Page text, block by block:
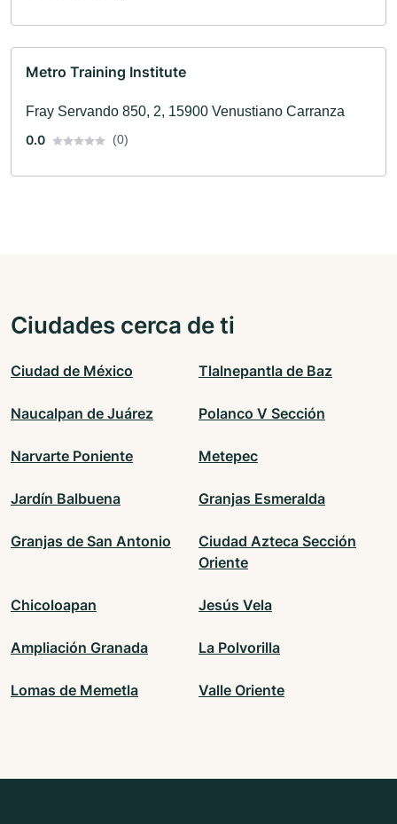
Metro Training Institute
Fray Servando 850, 2, 15900 Venustiano Carranza
0.0
(0)
Ciudades cerca de ti
Ciudad de México Tlalnepantla de Baz
Naucalpan de Juárez Polanco V Sección
Narvarte Poniente Metepec
Jardín Balbuena Granjas Esmeralda
Granjas de San Antonio
Ciudad Azteca Sección
Oriente
Chicoloapan Jesús Vela
Ampliación Granada La Polvorilla
Lomas de Memetla Valle Oriente